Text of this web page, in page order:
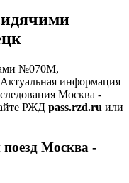
№070М,
информация
Москва -
РЖД pass.rzd.ru или
Москва -